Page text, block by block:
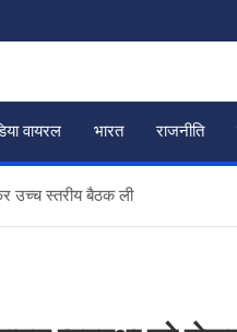
वायरल भारत राजनीति
उच्च स्तरीय बैठक ली